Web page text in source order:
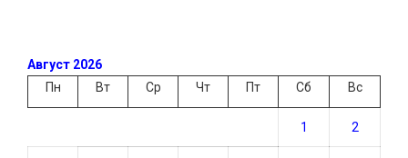
Август 2026
Пн
Вт Ср Чт Пт Сб Вс
1 2